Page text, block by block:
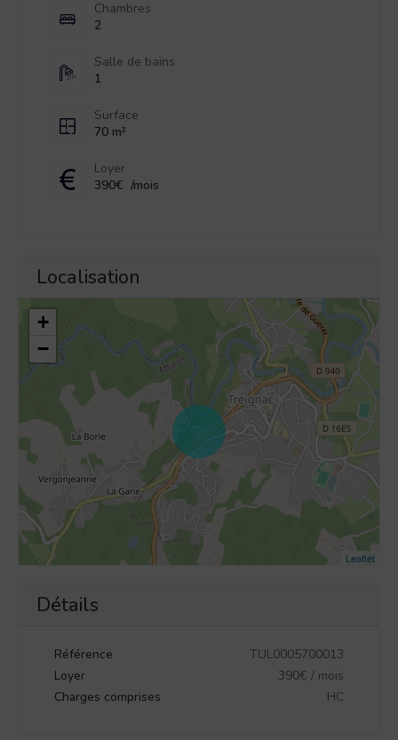
Chambres
2
Salle de bains
1
Surface
70 m²
Loyer
390€ /mois
Localisation
+
−
Leaflet
Détails
Référence
TUL0005700013
Loyer
390€ / mois
Charges comprises
HC